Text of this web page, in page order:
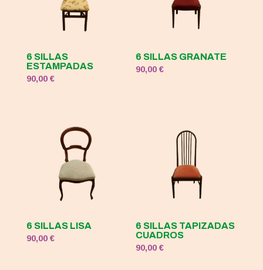
6 SILLAS
ESTAMPADAS
90,00 €
6 SILLAS GRANATE
90,00€
6 SILLAS LISA
90,00 €
6 SILLAS TAPIZADAS
CUADROS
90,00€